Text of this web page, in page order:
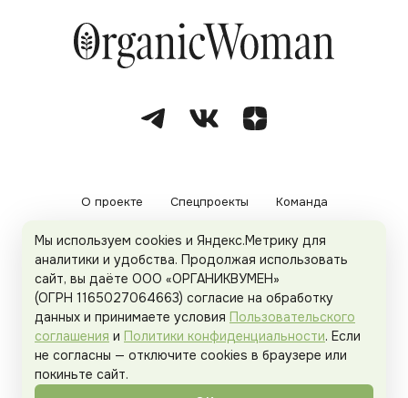
О проекте Спецпроекты Команда
Рекламодателям Политика конфиденциальности
Пользовательское соглашение
Organicwoman.ru . Все права защищены.
Мы используем cookies и Яндекс.Метрику для
аналитики и удобства. Продолжая использовать
сайт, вы даёте ООО «ОРГАНИКВУМЕН»
(ОГРН 1165027064663) согласие на обработку
данных и принимаете условия Пользовательского
соглашения и Политики конфиденциальности. Если
не согласны — отключите cookies в браузере или
покиньте сайт.